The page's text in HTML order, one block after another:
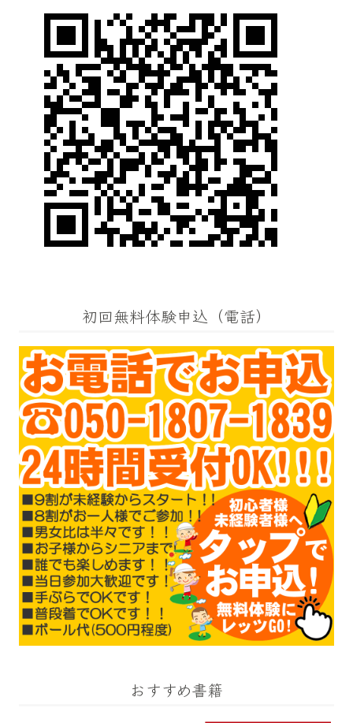
初回無料体験申込（電話）
おすすめ書籍